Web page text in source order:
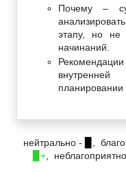
Почему –
этапу, но не
начинаний.
планировании
нейтрально - ,
▉+,